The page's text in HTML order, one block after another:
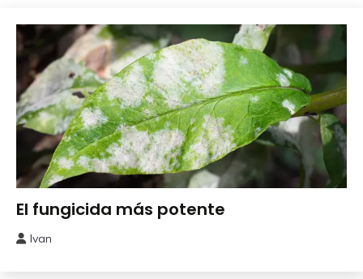
2026
Abonos y
Remedios
El fungicida más potente
mayo,
Ivan